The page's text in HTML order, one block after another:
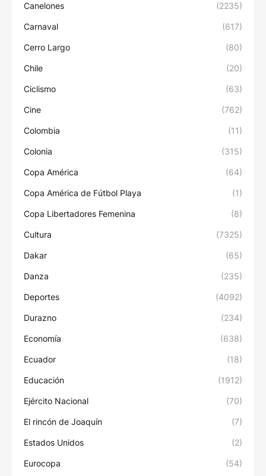
Canelones (2235)
Carnaval (617)
Cerro Largo (80)
Chile (20)
Ciclismo (63)
Cine (762)
Colombia (11)
Colonia (315)
Copa América (64)
Copa América de Fútbol Playa (1)
Copa Libertadores Femenina (8)
Cultura (7325)
Dakar (65)
Danza (235)
Deportes (4092)
Durazno (234)
Economía (638)
Ecuador (18)
Educación (1912)
Ejército Nacional (70)
El rincón de Joaquín (7)
Estados Unidos (2)
Eurocopa (54)